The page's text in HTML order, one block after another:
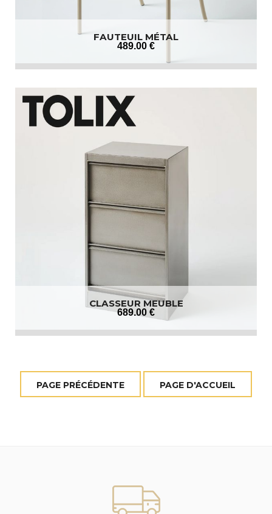
FAUTEUIL MÉTAL
489.00 €
CLASSEUR MEUBLE
689.00 €